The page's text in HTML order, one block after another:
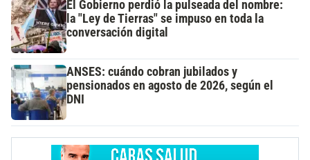
El Gobierno perdió la pulseada del nombre:
la "Ley de Tierras" se impuso en toda la
conversación digital
ANSES: cuándo cobran jubilados y
pensionados en agosto de 2026, según el
DNI